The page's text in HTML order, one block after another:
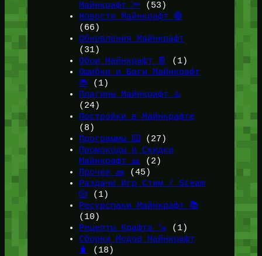
Майнкрафт 🔦 (53)
Новости Майнкрафт 🔴
(66)
Обновления Майнкрафт
(31)
Обои Майнкрафт 📔
(1)
Ошибки и Баги Майнкрафт
🐞(1)
Плагины Майнкрафт ♨️
(24)
Постройки в Майнкрафте
(8)
Программы ⌨️(27)
Промокоды и Скидки
Майнкрафт 🎫
(2)
Прочее 🧱 (45)
Раздачи Игр Стим / Steam
🎲 (1)
Ресурспаки Майнкрафт 📚
(10)
Рецепты Крафта 🪚 (1)
Сборки Модов Майнкрафт
🧳
(18)